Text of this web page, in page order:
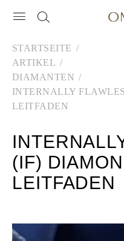
STARTSEITE
ARTIKEL
DIAMANTEN
INTERNALLY
LEITFADEN
(IF)
LEITFADEN